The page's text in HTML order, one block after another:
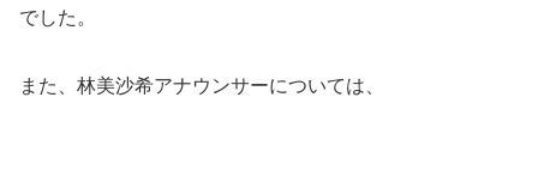
でした。
また、林美沙希アナウンサーについては、